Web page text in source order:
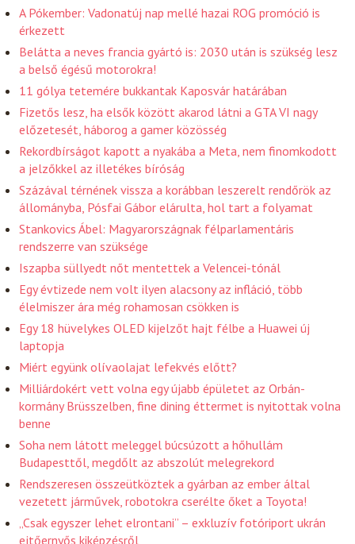
A Pókember: Vadonatúj nap mellé hazai ROG promóció is
érkezett
Belátta a neves francia gyártó is: 2030 után is szükség lesz
a belső égésű motorokra!
11 gólya tetemére bukkantak Kaposvár határában
Fizetős lesz, ha elsők között akarod látni a GTA VI nagy
előzetesét, háborog a gamer közösség
Rekordbírságot kapott a nyakába a Meta, nem finomkodott
a jelzőkkel az illetékes bíróság
Százával térnének vissza a korábban leszerelt rendőrök az
állományba, Pósfai Gábor elárulta, hol tart a folyamat
Stankovics Ábel: Magyarországnak félparlamentáris
rendszerre van szüksége
Iszapba süllyedt nőt mentettek a Velencei-tónál
Egy évtizede nem volt ilyen alacsony az infláció, több
élelmiszer ára még rohamosan csökken is
Egy 18 hüvelykes OLED kijelzőt hajt félbe a Huawei új
laptopja
Miért együnk olívaolajat lefekvés előtt?
Milliárdokért vett volna egy újabb épületet az Orbán-
kormány Brüsszelben, fine dining éttermet is nyitottak volna
benne
Soha nem látott meleggel búcsúzott a hőhullám
Budapesttől, megdőlt az abszolút melegrekord
Rendszeresen összeütköztek a gyárban az ember által
vezetett járművek, robotokra cserélte őket a Toyota!
„Csak egyszer lehet elrontani” – exkluzív fotóriport ukrán
ejtőernyős kiképzésről